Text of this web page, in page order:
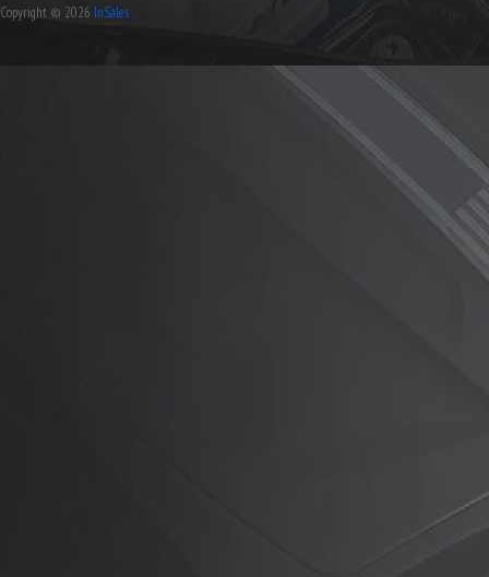
Copyright © 2026 InSales